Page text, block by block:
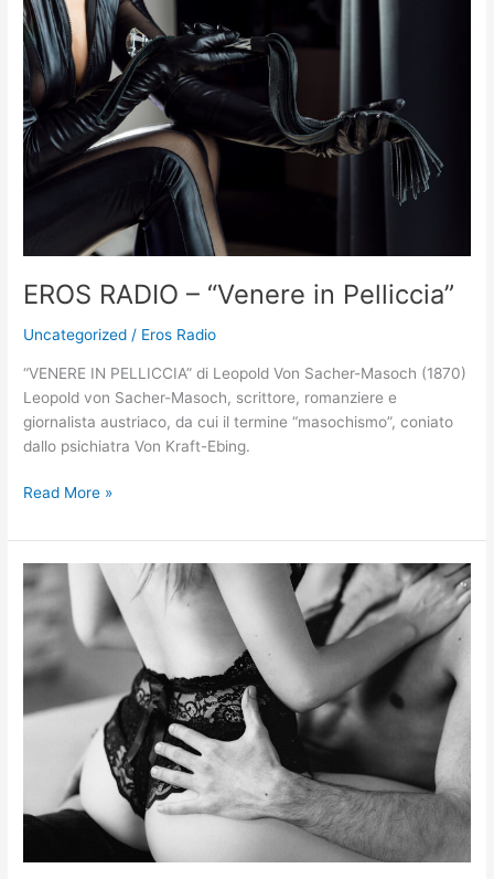
EROS RADIO – “Venere in Pelliccia”
Uncategorized / Eros Radio
“VENERE IN PELLICCIA” di Leopold Von Sacher-Masoch (1870)
Leopold von Sacher-Masoch, scrittore, romanziere e
giornalista austriaco, da cui il termine “masochismo”, coniato
dallo psichiatra Von Kraft-Ebing.
–
“Venere
in
Pelliccia”
Read More »
EROS
RADIO
–
“Come
l’Erotismo
con